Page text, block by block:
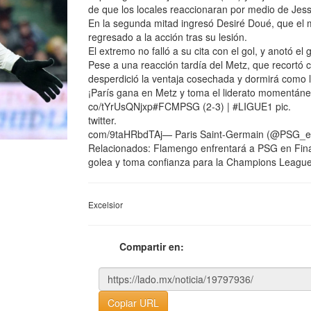
de que los locales reaccionaran por medio de
En la segunda mitad ingresó Desiré Doué, que
regresado a la acción tras su lesión.
El extremo no falló a su cita con el gol, y anotó
Pese a una reacción tardía del Metz, que recortó
desperdició la ventaja cosechada y dormirá
¡París gana en Metz y toma el liderato
co/tYrUsQNjxp#FCMPSG (2-3) | #LIGUE1 pic.
twitter.
com/9taHRbdTAj— Paris Saint-Germain
Relacionados: Flamengo enfrentará a PSG en
golea y toma confianza para la Champions
Excelsior
Compartir en:
Copiar URL